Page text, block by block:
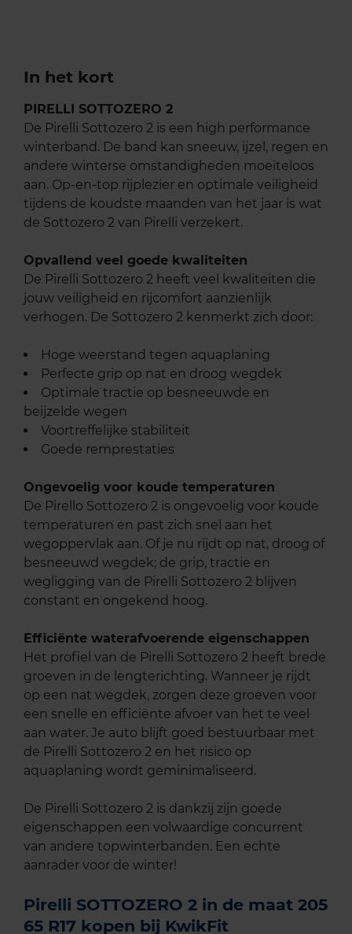
In het kort
PIRELLI SOTTOZERO 2
De Pirelli Sottozero 2 is een high performance
winterband. De band kan sneeuw, ijzel, regen en
andere winterse omstandigheden moeiteloos
aan. Op-en-top rijplezier en optimale veiligheid
tijdens de koudste maanden van het jaar is wat
de Sottozero 2 van Pirelli verzekert.
Opvallend veel goede kwaliteiten
De Pirelli Sottozero 2 heeft veel kwaliteiten die
jouw veiligheid en rijcomfort aanzienlijk
verhogen. De Sottozero 2 kenmerkt zich door:
Hoge weerstand tegen aquaplaning
Perfecte grip op nat en droog wegdek
Optimale tractie op besneeuwde en
beijzelde wegen
Voortreffelijke stabiliteit
Goede remprestaties
Ongevoelig voor koude temperaturen
De Pirello Sottozero 2 is ongevoelig voor koude
temperaturen en past zich snel aan het
wegoppervlak aan. Of je nu rijdt op nat, droog of
besneeuwd wegdek; de grip, tractie en
wegligging van de Pirelli Sottozero 2 blijven
constant en ongekend hoog.
Efficiënte waterafvoerende eigenschappen
Het profiel van de Pirelli Sottozero 2 heeft brede
groeven in de lengterichting. Wanneer je rijdt
op een nat wegdek, zorgen deze groeven voor
een snelle en efficiënte afvoer van het te veel
aan water. Je auto blijft goed bestuurbaar met
de Pirelli Sottozero 2 en het risico op
aquaplaning wordt geminimaliseerd.
De Pirelli Sottozero 2 is dankzij zijn goede
eigenschappen een volwaardige concurrent
van andere topwinterbanden. Een echte
aanrader voor de winter!
Pirelli SOTTOZERO 2 in de maat 205
65 R17 kopen bij KwikFit